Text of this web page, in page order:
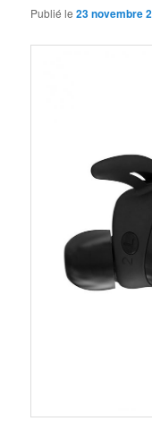
Publié le23 novembre